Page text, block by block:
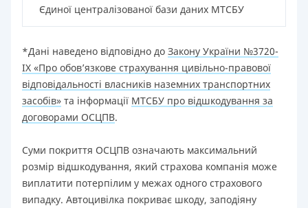
Єдиної централізованої бази даних МТСБУ
*Дані наведено відповідно до Закону України №3720-
IX «Про обов’язкове страхування цивільно-правової
відповідальності власників наземних транспортних
засобів» та інформації МТСБУ про відшкодування за
договорами ОСЦПВ.
Суми покриття ОСЦПВ означають максимальний
розмір відшкодування, який страхова компанія може
виплатити потерпілим у межах одного страхового
випадку. Автоцивілка покриває шкоду, заподіяну